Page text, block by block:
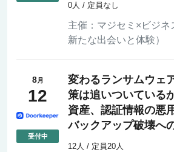
主催： マジセミ×ビジネ
新たな出会いと体験）
0人 / 定員なし
8月
12
変わるランサムウェ
策は追いついている
資産、認証情報の悪
バックアップ破壊へ
12人 / 定員20人